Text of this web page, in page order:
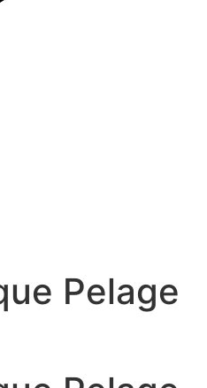
Pelage